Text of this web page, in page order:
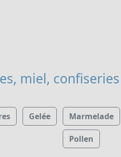
miel, confiseries
Gelée Marmelade
Pollen